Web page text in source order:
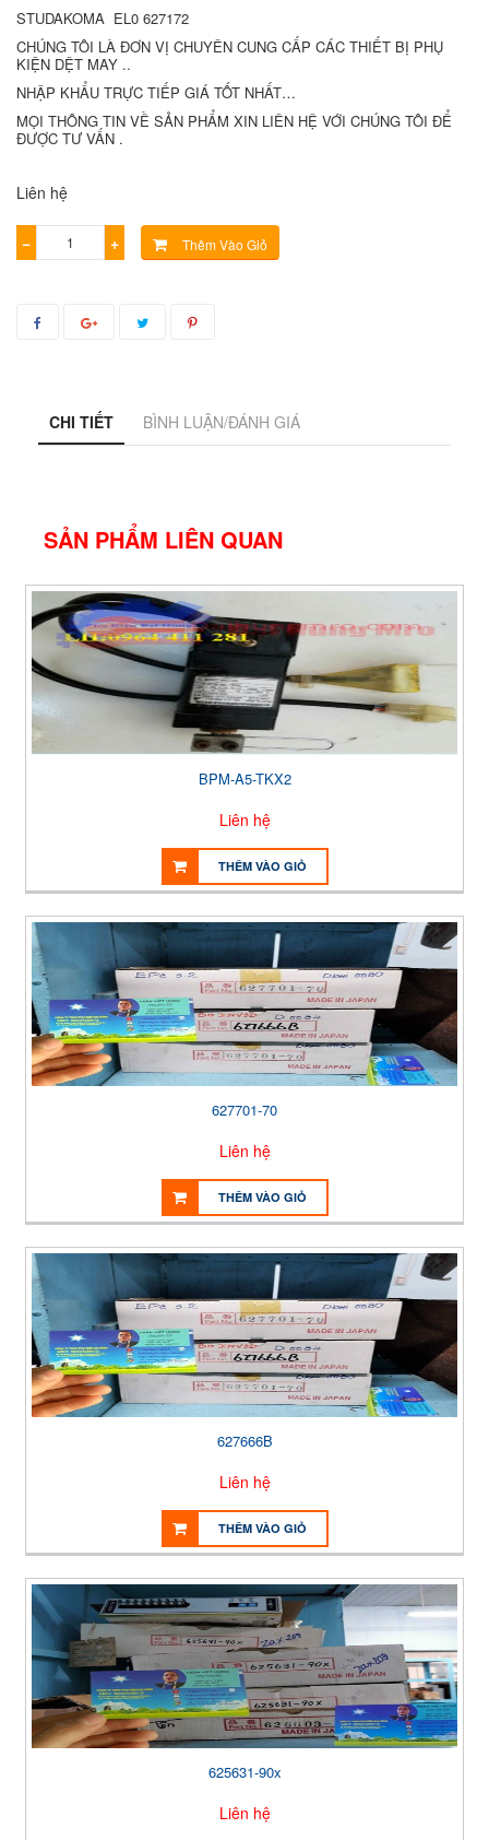
STUDAKOMA EL0 627172
CHÚNG TÔI LÀ ĐƠN VỊ CHUYÊN CUNG CẤP CÁC THIẾT BỊ PHỤ
KIỆN DỆT MAY ..
NHẬP KHẨU TRỰC TIẾP GIÁ TỐT NHẤT…
MỌI THÔNG TIN VỀ SẢN PHẨM XIN LIÊN HỆ VỚI CHÚNG TÔI ĐỂ
ĐƯỢC TƯ VẤN .
Liên hệ
− + Thêm Vào Giỏ
CHI TIẾT BÌNH LUẬN/ĐÁNH GIÁ
SẢN PHẨM LIÊN QUAN
BPM-A5-TKX2
Liên hệ
THÊM VÀO GIỎ
627701-70
Liên hệ
THÊM VÀO GIỎ
627666B
Liên hệ
THÊM VÀO GIỎ
625631-90x
Liên hệ